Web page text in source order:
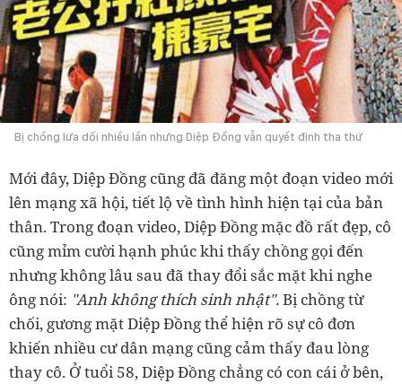
Bị chồng lừa dối nhiều lần nhưng Diệp Đồng vẫn quyết định tha thứ
Mới đây, Diệp Đồng cũng đã đăng một đoạn video mới
lên mạng xã hội, tiết lộ về tình hình hiện tại của bản
thân. Trong đoạn video, Diệp Đồng mặc đồ rất đẹp, cô
cũng mỉm cười hạnh phúc khi thấy chồng gọi đến
nhưng không lâu sau đã thay đổi sắc mặt khi nghe
ông nói: "Anh không thích sinh nhật".Bị chồng từ
chối, gương mặt Diệp Đồng thể hiện rõ sự cô đơn
khiến nhiều cư dân mạng cũng cảm thấy đau lòng
thay cô. Ở tuổi 58, Diệp Đồng chẳng có con cái ở bên,